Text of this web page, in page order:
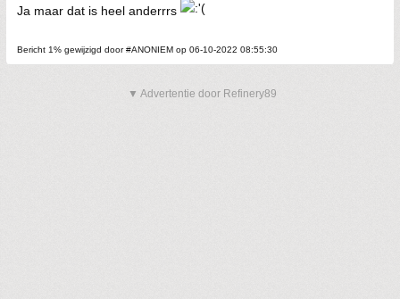
Ja maar dat is heel anderrrs
Bericht 1% gewijzigd door #ANONIEM op 06-10-2022 08:55:30
▼ Advertentie door Refinery89